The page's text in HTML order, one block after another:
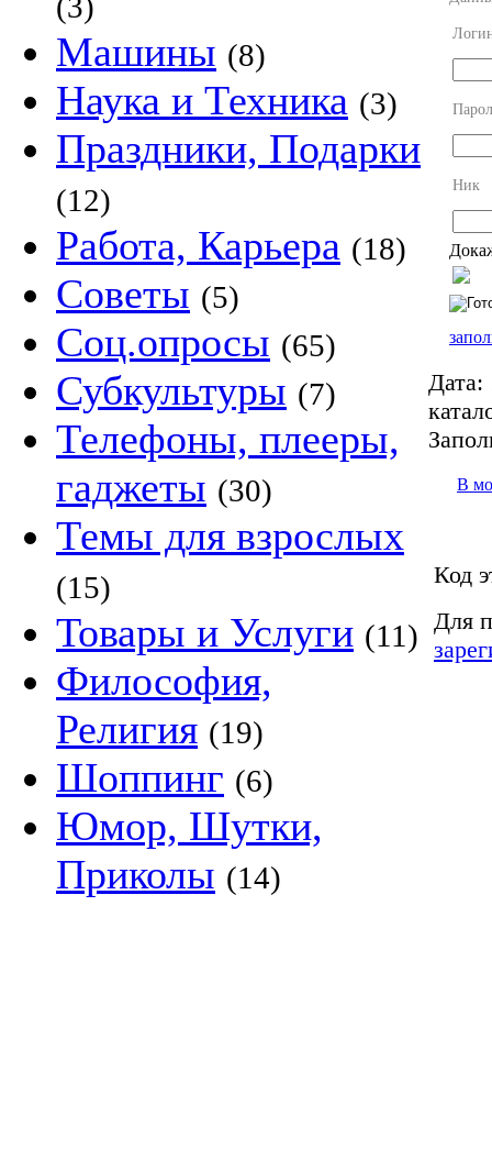
Машины (8)
Наука и Техника (3)
Праздники, Подарки
(12)
Работа, Карьера (18)
Советы (5)
Соц.опросы (65)
Субкультуры (7)
Телефоны, плееры,
гаджеты (30)
Темы для взрослых
(15)
Товары и Услуги (11)
Философия,
Религия (19)
Шоппинг (6)
Юмор, Шутки,
Приколы (14)
Ник
Дата:
В
Код
Для